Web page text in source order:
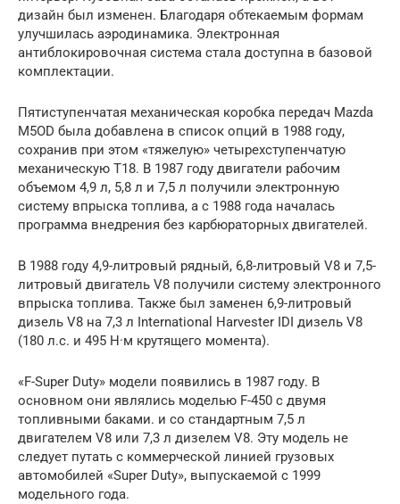
дизайн был изменен. Благодаря обтекаемым формам
улучшилась аэродинамика. Электронная
антиблокировочная система стала доступна в базовой
комплектации.
Пятиступенчатая механическая коробка передач Mazda
M5OD была добавлена в список опций в 1988 году,
сохранив при этом «тяжелую» четырехступенчатую
механическую T18. В 1987 году двигатели рабочим
объемом 4,9 л, 5,8 л и 7,5 л получили электронную
систему впрыска топлива, а с 1988 года началась
программа внедрения без карбюраторных двигателей.
В 1988 году 4,9-литровый рядный, 6,8-литровый V8 и 7,5-
литровый двигатель V8 получили систему электронного
впрыска топлива. Также был заменен 6,9-литровый
дизель V8 на 7,3 л International Harvester IDI дизель V8
(180 л.с. и 495 Н·м крутящего момента).
«F-Super Duty» модели появились в 1987 году. В
основном они являлись моделью F-450 с двумя
топливными баками. и со стандартным 7,5 л
двигателем V8 или 7,3 л дизелем V8. Эту модель не
следует путать с коммерческой линией грузовых
автомобилей «Super Duty», выпускаемой с 1999
модельного года.